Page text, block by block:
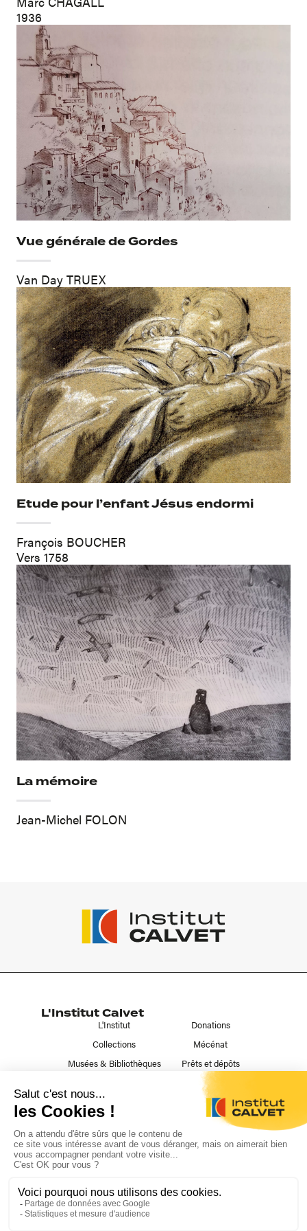
1936
Vue générale de Gordes
Van Day TRUEX
Etude pour l’enfant Jésus endormi
François BOUCHER
Vers 1758
La mémoire
Jean-Michel FOLON
L'Institut Calvet
L'Institut
Collections
Musées & Bibliothèques
Donations
Mécénat
Prêts et dépôts
Liens utiles
Nous suivre